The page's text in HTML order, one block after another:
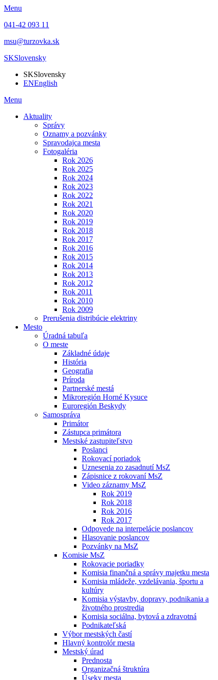
Menu
041-42 093 11
msu@turzovka.sk
SKSlovensky
SKSlovensky
ENEnglish
Menu
Aktuality
Správy
Oznamy a pozvánky
Spravodajca mesta
Fotogaléria
Rok 2026
Rok 2025
Rok 2024
Rok 2023
Rok 2022
Rok 2021
Rok 2020
Rok 2019
Rok 2018
Rok 2017
Rok 2016
Rok 2015
Rok 2014
Rok 2013
Rok 2012
Rok 2011
Rok 2010
Rok 2009
Prerušenia distribúcie elektriny
Mesto
Úradná tabuľa
O meste
Základné údaje
História
Geografia
Príroda
Partnerské mestá
Mikroregión Horné Kysuce
Euroregión Beskydy
Samospráva
Primátor
Zástupca primátora
Mestské zastupiteľstvo
Poslanci
Rokovací poriadok
Uznesenia zo zasadnutí MsZ
Zápisnice z rokovaní MsZ
Video záznamy MsZ
Rok 2019
Rok 2018
Rok 2016
Rok 2017
Odpovede na interpelácie poslancov
Hlasovanie poslancov
Pozvánky na MsZ
Komisie MsZ
Rokovacie poriadky
Komisia finančná a správy majetku mesta
Komisia mládeže, vzdelávania, športu a
kultúry
Komisia výstavby, dopravy, podnikania a
životného prostredia
Komisia sociálna, bytová a zdravotná
Podnikateľská
Výbor mestských častí
Hlavný kontrolór mesta
Mestský úrad
Prednosta
Organizačná štruktúra
Úseky mesta